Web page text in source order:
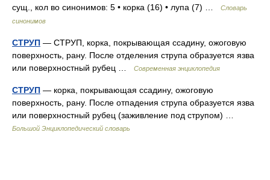
сущ., кол во синонимов: 5 • корка (16) • лупа (7) …
Словарь
синонимов
СТРУП — СТРУП, корка, покрывающая ссадину, ожоговую
поверхность, рану. После отделения струпа образуется язва
или поверхностный рубец …
Современная энциклопедия
СТРУП — корка, покрывающая ссадину, ожоговую
поверхность, рану. После отпадения струпа образуется язва
или поверхностный рубец (заживление под струпом) …
Большой Энциклопедический словарь